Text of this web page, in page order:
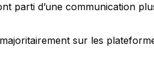
parti d’une communication
sur les